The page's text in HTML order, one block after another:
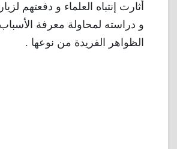
أثارت إنتباه العلماء و دفعتهم
و دراسته لمحاولة معرفة الأسباب
الظواهر الفريدة من نوعها .